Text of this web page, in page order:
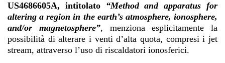
US4686605A, intitolato “Method and apparatus for
altering a region in the earth’s atmosphere, ionosphere,
and/or magnetosphere”, menziona esplicitamente la
possibilità di alterare i venti d’alta quota, compresi i jet
stream, attraverso l’uso di riscaldatori ionosferici.